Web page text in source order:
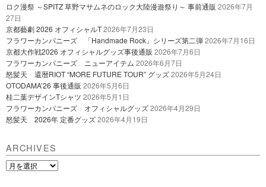
ロク漫祭 ～SPITZ 草野マサムネのロック大陸漫遊祭り～ 事前通販 2026年7月
27日
京都藝劇 2026 オフィシャルT2026年7月23日
フラワーカンパニーズ 「Handmade Rock」シリーズ第二弾2026年7月16日
京都大作戦2026 オフィシャルグッズ事後通販 2026年7月6日
フラワーカンパニーズ ニューアイテム 2026年6月7日
怒髪天 還暦RIOT “MORE FUTURE TOUR” グッズ2026年5月24日
OTODAMA’26 事後通販 2026年5月6日
桂二葉デザインTシャツ 2026年5月1日
フラワーカンパニーズ オフィシャルグッズ2026年4月29日
怒髪天 2026年 定番グッズ2026年4月19日
ARCHIVES
Archives